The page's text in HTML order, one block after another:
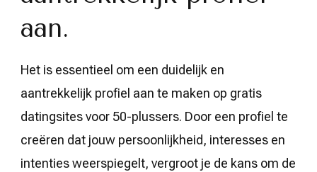
aan.
Het is essentieel om een duidelijk en
aantrekkelijk profiel aan te maken op gratis
datingsites voor 50-plussers. Door een profiel te
creëren dat jouw persoonlijkheid, interesses en
intenties weerspiegelt, vergroot je de kans om de